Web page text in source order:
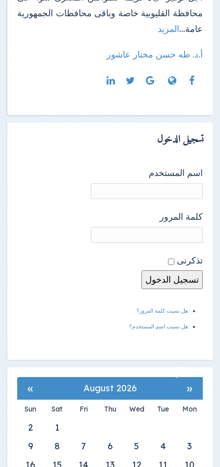
محافظة القليوبية خاصة وباقى محافظات الجمهورية
عامة...المزيد
أ.د. طه حسن مختار عاشور
تسجيل الدخول
اسم المستخدم
كلمة المرور
تذكرنى
هل نسيت كلمة المرور؟
هل نسيت اسم المستخدم؟
«
August 2026
»
Mon
Tue
Wed
Thu
Fri
Sat
Sun
1
2
3
4
5
6
7
8
9
10
11
12
13
14
15
16